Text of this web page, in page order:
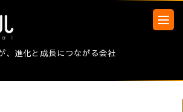
、進化と成長につながる会社